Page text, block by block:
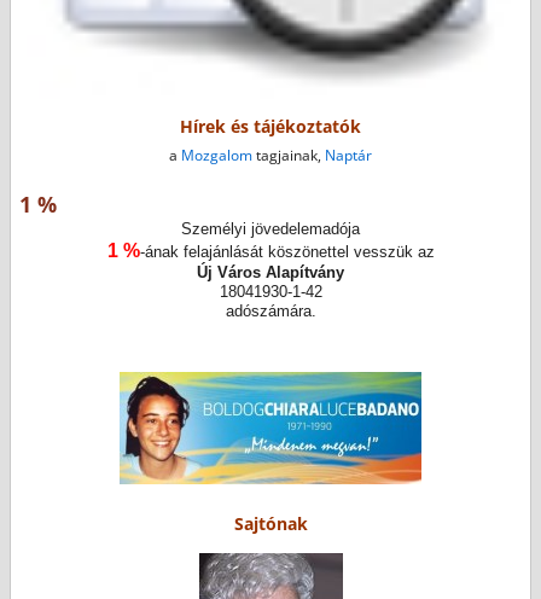
Hírek és tájékoztatók
a Mozgalomtagjainak, Naptár
1 %
Személyi jövedelemadója
1 %-ának felajánlását köszönettel vesszük az
Új Város Alapítvány
18041930-1-42
adószámára.
Sajtónak